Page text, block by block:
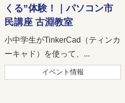
くる”体験！｜パソコン市
民講座 古淵教室
小中学生がTinkerCad（ティンカ
ーキャド）を使って、...
イベント情報